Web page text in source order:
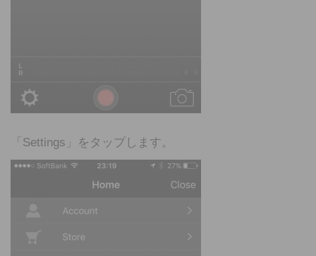
「Settings」をタップします。